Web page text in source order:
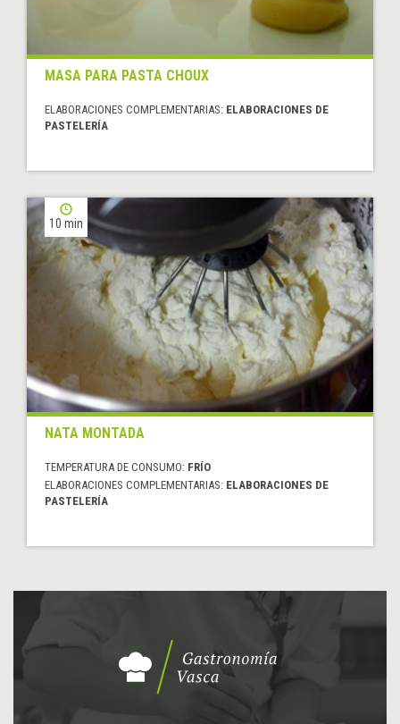
MASA PARA PASTA CHOUX
ELABORACIONES COMPLEMENTARIAS: ELABORACIONES DE
PASTELERÍA
10 min
NATA MONTADA
TEMPERATURA DE CONSUMO: FRÍO
ELABORACIONES COMPLEMENTARIAS: ELABORACIONES DE
PASTELERÍA